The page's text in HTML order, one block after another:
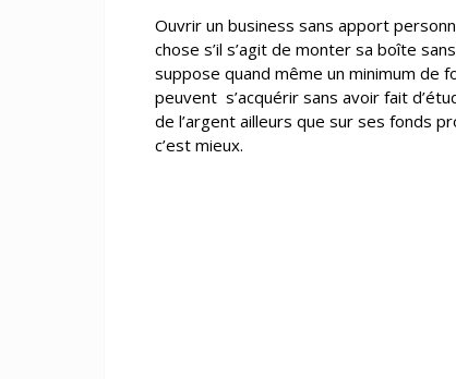
Ouvrir un business sans apport
chose s’il s’agit de monter sa boîte
suppose quand même un minimum de
peuvent s’acquérir sans avoir fait
de l’argent ailleurs que sur ses fonds
c’est mieux.